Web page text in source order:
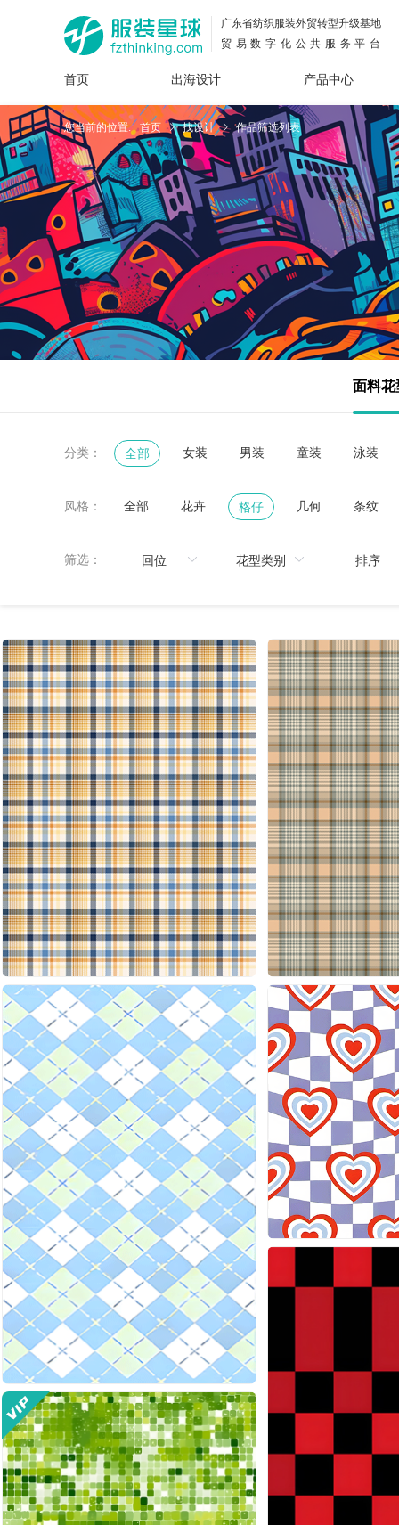
广东省纺织服装外贸转型升级基地
贸易数字化公共服务平台
首页 出海设计
面料
花型
图案
插画
图案
服装
设计
产品中心
女装
内衣
男装
运动
服
童装
牛仔
服装
您当前的位置: 首页 找设计 作品筛选列表
面料花
分类： 全部 女装 男装 童装 泳装
风格： 全部 花卉 格仔 几何 条纹
筛选：